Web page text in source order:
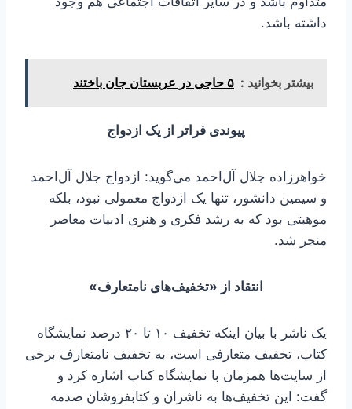
داشته باشد.
بیشتر بخوانید : ۵ حاجی در عربستان جان باختند
پیوندی فراتر از یک ازدواج
خواهرزاده جلال آل‌احمد می‌گوید: ازدواج جلال آل‌­احمد
و سیمین دانشور، تنها یک ازدواج معمولی نبود، بلکه
موهبتی بود که به رشد فکری و هنری ادبیات معاصر
منجر شد.
انتقاد از «تخفیف‌های نامتعارف»
یک ناشر با بیان اینکه تخفیف ۱۰ تا ۲۰ درصد نمایشگاه
کتاب، تخفیف متعارفی است، به تخفیف نامتعارف برخی
از سایت‌ها همزمان با نمایشگاه کتاب اشاره کرد و
گفت: این تخفیف‌ها به ناشران و کتابفروشان صدمه